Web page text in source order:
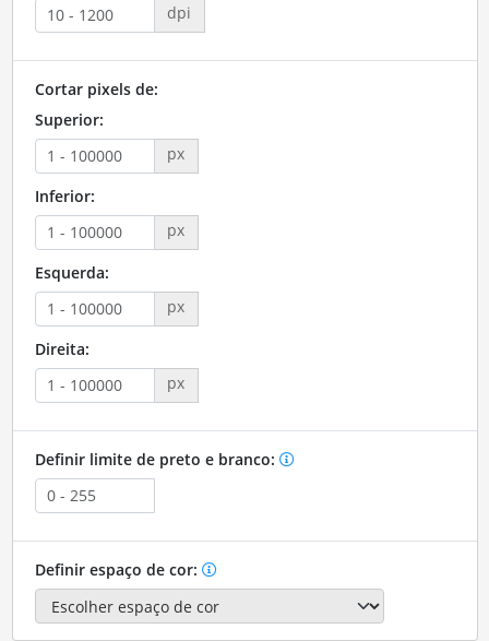
dpi
Cortar pixels de:
Superior:
px
Inferior:
px
Esquerda:
px
Direita:
px
Definir limite de preto e branco:
Definir espaço de cor: